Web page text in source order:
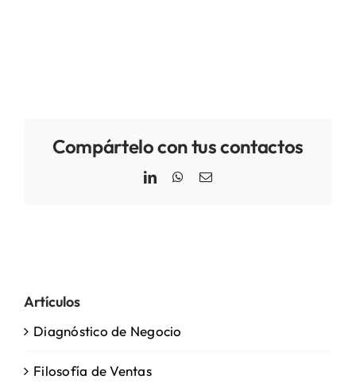
Compártelo con tus contactos
LinkedInWhatsApp
Email
Artículos
Diagnóstico de Negocio
Filosofía de Ventas